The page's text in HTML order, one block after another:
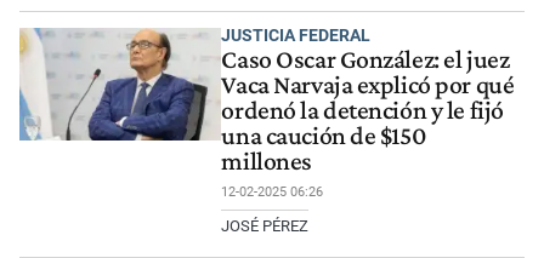
JUSTICIA FEDERAL
Caso Oscar González: el juez
Vaca Narvaja explicó por qué
ordenó la detención y le fijó
una caución de $150
millones
12-02-2025 06:26
JOSÉ PÉREZ